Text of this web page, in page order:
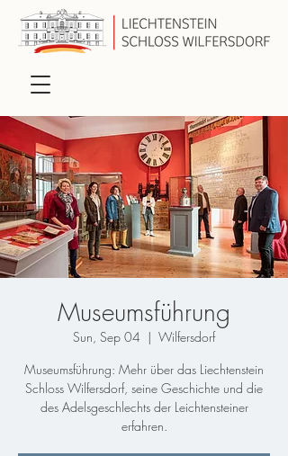
Museumsführung
Sun, Sep 04
  |
Wilfersdorf
Museumsführung: Mehr über das Liechtenstein
Schloss Wilfersdorf, seine Geschichte und die
des Adelsgeschlechts der Leichtensteiner
erfahren.